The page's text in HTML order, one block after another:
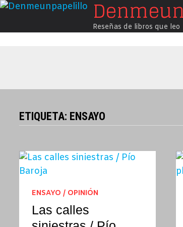
Saltar
contenido
Reseñas de libros que leo
ETIQUETA: ENSAYO
ENSAYO / OPINIÓN
Las calles